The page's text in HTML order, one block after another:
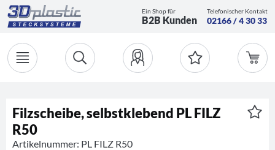
Ein Shop für
B2B Kunden
Telefonischer Kontakt
02166 / 4 30 33
Filzscheibe, selbstklebend PL FILZ
R50
Artikelnummer: PL FILZ R50